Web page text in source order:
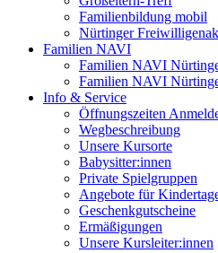
Familienbildung mobil
Nürtinger
Familien NAVI
Familien NAVI
Familien NAVI
Info & Service
Öffnungszeiten
Wegbeschreibung
Unsere Kursorte
Babysitter:innen
Private Spielgruppen
Angebote für
Geschenkgutscheine
Ermäßigungen
Unsere Kursleiter:innen